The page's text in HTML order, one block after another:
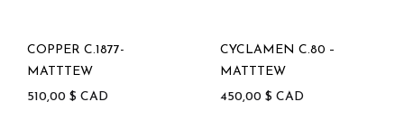
COPPER C.1877-
MATTTEW
510,00 $ CAD
CYCLAMEN C.80 –
MATTTEW
450,00 $ CAD